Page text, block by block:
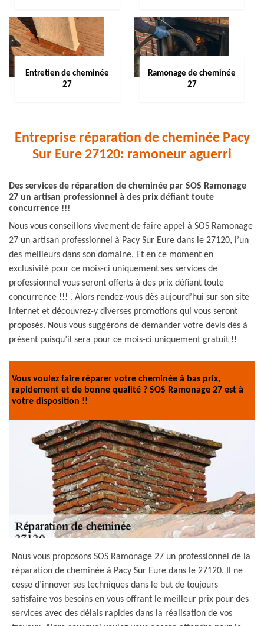
Entretien de cheminée
27
Ramonage de cheminée
27
Entreprise réparation de cheminée Pacy
Sur Eure 27120: ramoneur aguerri
Des services de réparation de cheminée par SOS Ramonage
27 un artisan professionnel à des prix défiant toute
concurrence !!!
Nous vous conseillons vivement de faire appel à SOS Ramonage
27 un artisan professionnel à Pacy Sur Eure dans le 27120, l’un
des meilleurs dans son domaine. Et en ce moment en
exclusivité pour ce mois-ci uniquement ses services de
professionnel vous seront offerts à des prix défiant toute
concurrence !!! . Alors rendez-vous dès aujourd’hui sur son site
internet et découvrez-y diverses promotions qui vous seront
proposés. Nous vous suggérons de demander votre devis dès à
présent puisqu’il sera pour ce mois-ci uniquement gratuit !!
Vous voulez faire réparer votre cheminée à bas prix,
rapidement et de bonne qualité ? SOS Ramonage 27 est à
votre disposition !!
Nous vous proposons SOS Ramonage 27 un professionnel de la
réparation de cheminée à Pacy Sur Eure dans le 27120. Il ne
cesse d’innover ses techniques dans le but de toujours
satisfaire vos besoins en vous offrant le meilleur prix pour des
services avec des délais rapides dans la réalisation de vos